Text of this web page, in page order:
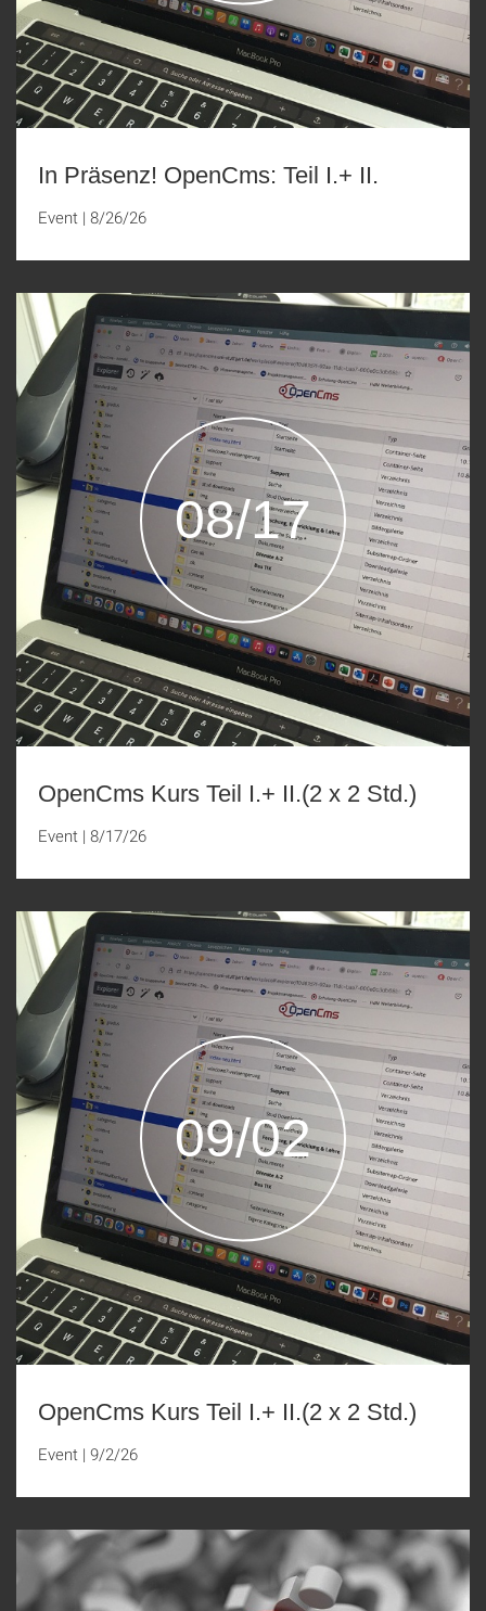
In Präsenz! OpenCms: Teil I.+ II.
Event | 8/26/26
08/17
OpenCms Kurs Teil I.+ II.(2 x 2 Std.)
Event | 8/17/26
09/02
OpenCms Kurs Teil I.+ II.(2 x 2 Std.)
Event | 9/2/26